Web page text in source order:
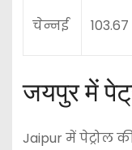
चेन्नई 103.67
जयपुर में
Jaipurमें पेट्रोल